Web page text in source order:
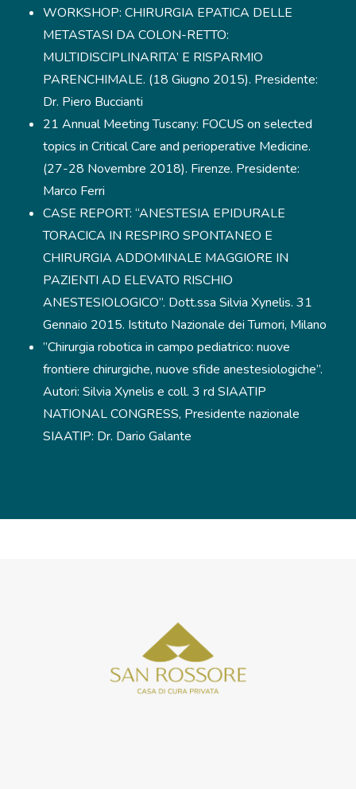
WORKSHOP: CHIRURGIA EPATICA DELLE
METASTASI DA COLON-RETTO:
MULTIDISCIPLINARITA’ E RISPARMIO
PARENCHIMALE. (18 Giugno 2015). Presidente:
Dr. Piero Buccianti
21 Annual Meeting Tuscany: FOCUS on selected
topics in Critical Care and perioperative Medicine.
(27-28 Novembre 2018). Firenze. Presidente:
Marco Ferri
CASE REPORT: “ANESTESIA EPIDURALE
TORACICA IN RESPIRO SPONTANEO E
CHIRURGIA ADDOMINALE MAGGIORE IN
PAZIENTI AD ELEVATO RISCHIO
ANESTESIOLOGICO”. Dott.ssa Silvia Xynelis. 31
Gennaio 2015. Istituto Nazionale dei Tumori, Milano
”Chirurgia robotica in campo pediatrico: nuove
frontiere chirurgiche, nuove sfide anestesiologiche”.
Autori: Silvia Xynelis e coll. 3 rd SIAATIP
NATIONAL CONGRESS, Presidente nazionale
SIAATIP: Dr. Dario Galante